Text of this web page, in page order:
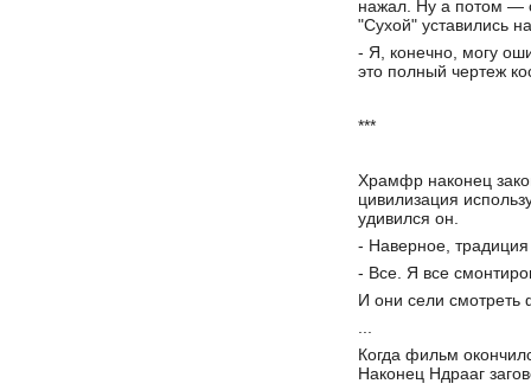
нажал. Ну а потом —
"Сухой" уставились
- Я, конечно, могу
это полный чертеж
***
Храмфр наконец
цивилизация
удивился он.
- Наверное,
- Все. Я все
И они сели
Когда фильм
Наконец Ндрааг